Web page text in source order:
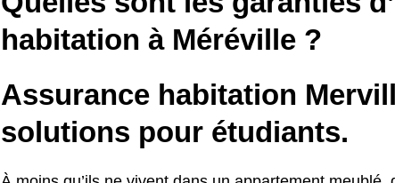
habitation à Méréville ?
Assurance habitation
solutions pour étudiants.